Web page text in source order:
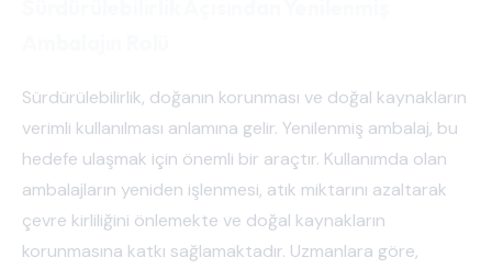
Sürdürülebilirlik, doğanın korunması ve doğal kaynakların
verimli kullanılması anlamına gelir. Yenilenmiş ambalaj, bu
hedefe ulaşmak için önemli bir araçtır. Kullanımda olan
ambalajların yeniden işlenmesi, atık miktarını azaltarak
çevre kirliliğini önlemekte ve doğal kaynakların
korunmasına katkı sağlamaktadır. Uzmanlara göre,